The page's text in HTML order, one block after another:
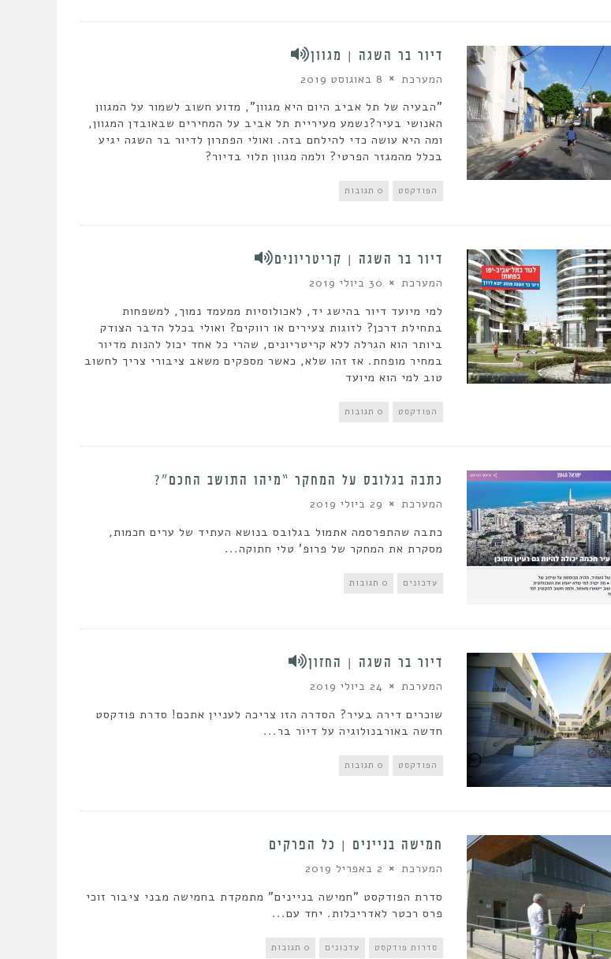
דיור בר השגה | מגוון
המערכת 8 באוגוסט 2019
"הבעיה של תל אביב היום היא מגוון", מדוע חשוב לשמור על המגוון
האנושי בעיר?נשמע מעיריית תל אביב על המחירים שבאובדן המגוון,
ומה היא עושה כדי להילחם בזה. ואולי הפתרון לדיור בר השגה יגיע
בכלל מהמגזר הפרטי? ולמה מגוון תלוי בדיור?
הפודקסט 0 תגובות
דיור בר השגה | קריטריונים
המערכת 30 ביולי 2019
למי מיועד דיור בהישג יד, לאכולוסיות ממעמד נמוך, למשפחות
בתחילת דרכן? לזוגות צעירים או רווקים? ואולי בכלל הדבר הצודק
ביותר הוא הגרלה ללא קריטריונים, שהרי כל אחד יכול להנות מדיור
במחיר מופחת. אז זהו שלא, כאשר מספקים משאב ציבורי צריך לחשוב
טוב למי הוא מיועד
הפודקסט 0 תגובות
כתבה בגלובס על המחקר “מיהו התושב החכם”?
המערכת 29 ביולי 2019
כתבה שהתפרסמה אתמול בגלובס בנושא העתיד של ערים חכמות,
מסקרת את המחקר של פרופ' טלי חתוקה...
עדכונים 0 תגובות
דיור בר השגה | החזון
המערכת 24 ביולי 2019
שוכרים דירה בעיר? הסדרה הזו צריכה לעניין אתכם! סדרת פודקסט
חדשה באורבנולוגיה על דיור בר...
הפודקסט 0 תגובות
חמישה בניינים | כל הפרקים
המערכת 2 באפריל 2019
סדרת הפודקסט "חמישה בניינים" מתמקדת בחמישה מבני ציבור זוכי
פרס רכטר לאדריכלות. יחד עם...
סדרות פודקסט עדכונים 0 תגובות